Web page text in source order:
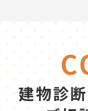
建物診